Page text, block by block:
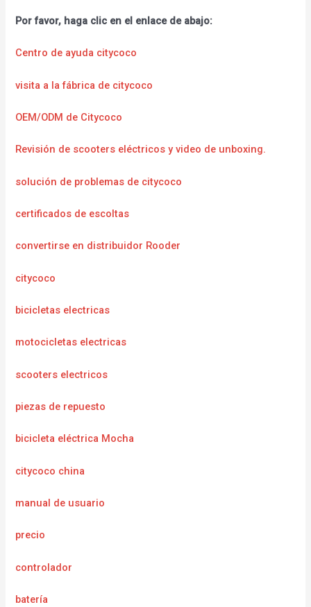
Por favor, haga clic en el enlace de abajo:
Centro de ayuda citycoco
visita a la fábrica de citycoco
OEM/ODM de Citycoco
Revisión de scooters eléctricos y video de unboxing.
solución de problemas de citycoco
certificados de escoltas
convertirse en distribuidor Rooder
citycoco
bicicletas electricas
motocicletas electricas
scooters electricos
piezas de repuesto
bicicleta eléctrica Mocha
citycoco china
manual de usuario
precio
controlador
batería